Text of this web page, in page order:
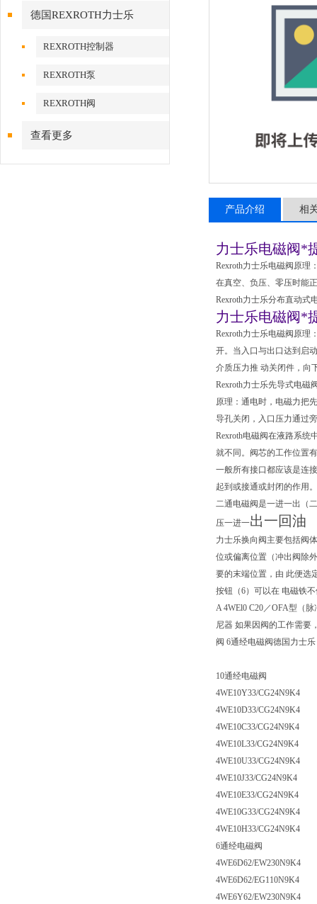
德国REXROTH力士乐
REXROTH控制器
REXROTH泵
REXROTH阀
查看更多
产品介绍 相
力士乐电磁阀*
Rexroth力士乐电磁阀原理
在真空、负压、零压时能
Rexroth力士乐分布直动式
力士乐电磁阀*
Rexroth力士乐电磁阀原理
开。当入口与出口达到启
介质压力推 动关闭件，向
Rexroth力士乐先导式电磁
原理：通电时，电磁力把
导孔关闭，入口压力通过
Rexroth电磁阀在液路系统
就不同。阀芯的工作位置
一般所有接口都应该是连
起到或接通或封闭的作用
二通电磁阀是一进一出（
压一进一出一回油
力士乐换向阀主要包括阀
位或偏离位置（冲出阀除
要的末端位置，由 此便选
按钮（6）可以在 电磁铁
A 4WEl0 C20／OFA型（
尼器 如果因阀的工作需要
阀 6通经电磁阀德国力士乐
10通经电磁阀
4WE10Y33/CG24N9K4
4WE10D33/CG24N9K4
4WE10C33/CG24N9K4
4WE10L33/CG24N9K4
4WE10U33/CG24N9K4
4WE10J33/CG24N9K4
4WE10E33/CG24N9K4
4WE10G33/CG24N9K4
4WE10H33/CG24N9K4
6通经电磁阀
4WE6D62/EW230N9K4
4WE6D62/EG110N9K4
4WE6Y62/EW230N9K4